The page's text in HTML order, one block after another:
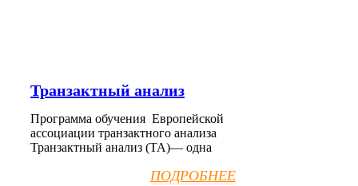
Транзактный анализ
Программа обучения Европейской
ассоциации транзактного анализа
Транзактный анализ (ТА)— одна
ПОДРОБНЕЕ